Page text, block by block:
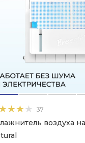
37
воздуха